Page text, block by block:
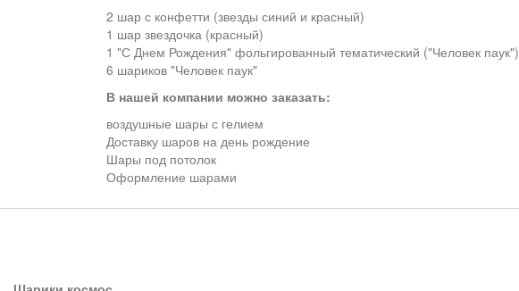
2 шар с конфетти (звезды синий и красный)
1 шар звездочка (красный)
1 "С Днем Рождения" фольгированный тематический ("Человек паук")
6 шариков "Человек паук"
В нашей компании можно заказать:
воздушные шары с гелием
Доставку шаров на день рождение
Шары под потолок
Оформление шарами